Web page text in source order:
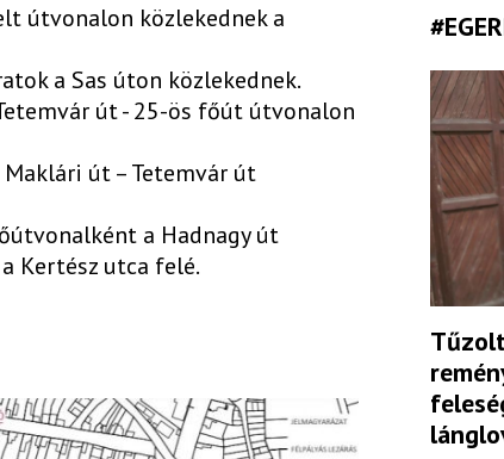
útvonalon közlekednek a
a Sas úton közlekednek.
út - 25-ös főút útvonalon
út – Tetemvár út
a Hadnagy út
Kertész utca felé.